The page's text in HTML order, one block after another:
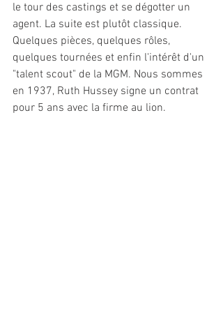
le tour des castings et se dégotter un
agent. La suite est plutôt classique.
Quelques pièces, quelques rôles,
quelques tournées et enfin l'intérêt d'un
"talent scout" de la MGM. Nous sommes
en 1937, Ruth Hussey signe un contrat
pour 5 ans avec la firme au lion.